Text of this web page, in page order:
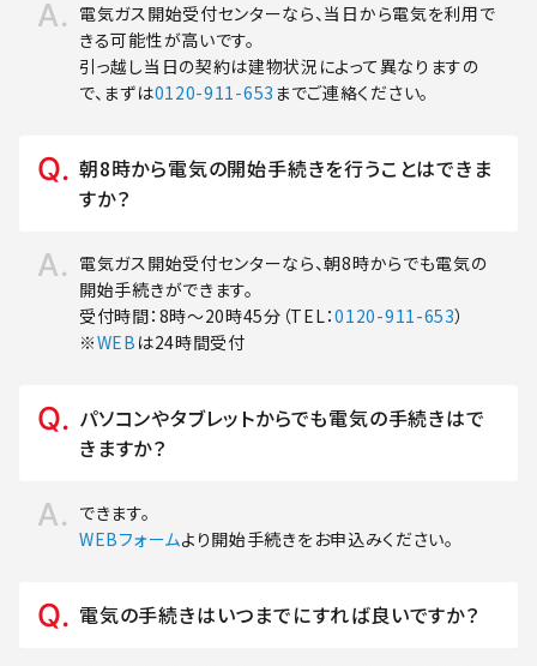
電気ガス開始受付センターなら、当日から電気を利用で
きる可能性が高いです。
引っ越し当日の契約は建物状況によって異なりますの
で、まずは0120-911-653 までご連絡ください。
朝8時から電気の開始手続きを行うことはできま
すか？
電気ガス開始受付センターなら、朝8時からでも電気の
開始手続きができます。
受付時間：8時～20時45分（TEL：0120-911-653）
※WEB は24時間受付
パソコンやタブレットからでも電気の手続きはで
きますか？
できます。
WEBフォームより開始手続きをお申込みください。
電気の手続きはいつまでにすれば良いですか？